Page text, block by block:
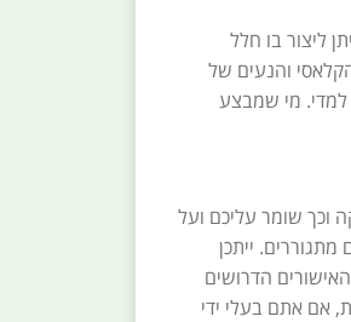
ליצור בו חלל
והנעים של
למדי. מי שמבצע
שומר עליכם ועל
ייתכן
הדרושים
אם אתם בעלי ידי